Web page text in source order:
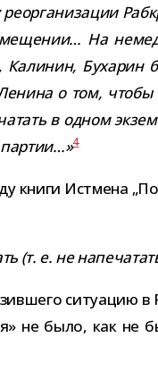
На
о том,
в одном
пар­тии…»4
книги Истмена
(т. е. не
ситу­а­цию
не было, как не